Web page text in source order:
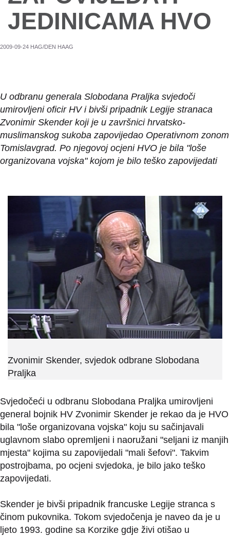
JEDINICAMA HVO
2009-09-24 HAG/DEN HAAG
U odbranu generala Slobodana Praljka svjedoči
umirovljeni oficir HV i bivši pripadnik Legije stranaca
Zvonimir Skender koji je u završnici hrvatsko-
muslimanskog sukoba zapovijedao Operativnom zonom
Tomislavgrad. Po njegovoj ocjeni HVO je bila "loše
organizovana vojska" kojom je bilo teško zapovijedati
Zvonimir Skender, svjedok odbrane Slobodana
Praljka
Svjedočeći u odbranu Slobodana Praljka umirovljeni
general bojnik HV Zvonimir Skender je rekao da je HVO
bila "loše organizovana vojska" koju su sačinjavali
uglavnom slabo opremljeni i naoružani "seljani iz manjih
mjesta" kojima su zapovijedali "mali šefovi". Takvim
postrojbama, po ocjeni svjedoka, je bilo jako teško
zapovijedati.
Skender je bivši pripadnik francuske Legije stranca s
činom pukovnika. Tokom svjedočenja je naveo da je u
ljeto 1993. godine sa Korzike gdje živi otišao u